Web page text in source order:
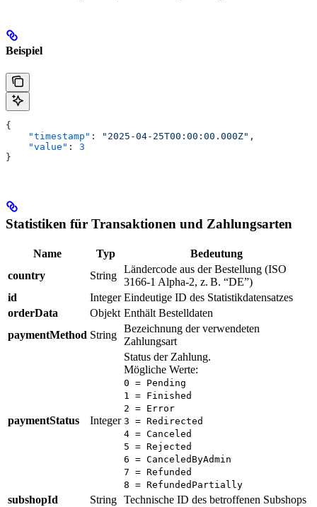
Beispiel
{
    "timestamp"
: "2025-04-25T00:00:00.000Z" ,
    "value"
: 3
}
Statistiken für Transaktionen und Zahlungsarten
Name Typ
Bedeutung
country
String
Ländercode aus der Bestellung (ISO
3166-1 Alpha-2, z. B. “DE”)
id
Integer Eindeutige ID des Statistikdatensatzes
orderData
Objekt Enthält Bestelldaten
paymentMethod String
Bezeichnung der verwendeten
Zahlungsart
paymentStatus Integer
Status der Zahlung.
Mögliche Werte:
0 = Pending
1 = Finished
2 = Error
3 = Redirected
4 = Canceled
5 = Rejected
6 = CanceledByAdmin
7 = Refunded
8 = RefundedPartially
subshopId String Technische ID des betroffenen Subshops